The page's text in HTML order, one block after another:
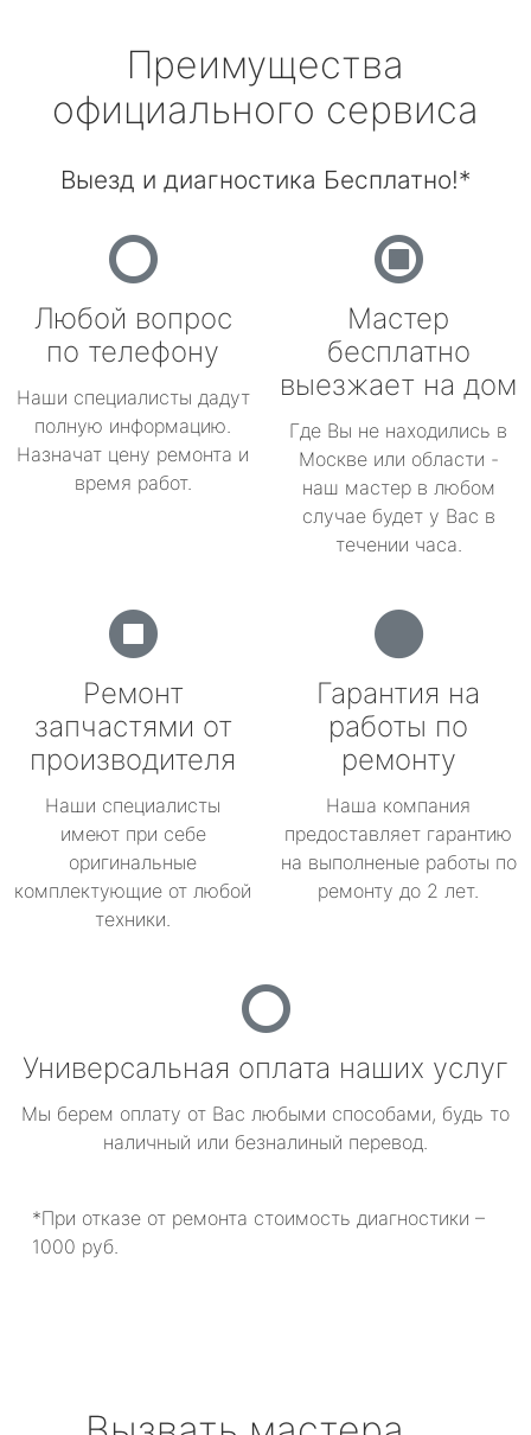
Преимущества
официального сервиса
Выезд и диагностика Бесплатно!*
Любой вопрос
по телефону
Наши специалисты дадут
полную информацию.
Назначат цену ремонта и
время работ.
Мастер
бесплатно
выезжает на дом
Где Вы не находились в
Москве или области -
наш мастер в любом
случае будет у Вас в
течении часа.
Ремонт
запчастями от
производителя
Наши специалисты
имеют при себе
оригинальные
комплектующие от любой
техники.
Гарантия на
работы по
ремонту
Наша компания
предоставляет гарантию
на выполненые работы по
ремонту до 2 лет.
Универсальная оплата наших услуг
Мы берем оплату от Вас любыми способами, будь то
наличный или безналиный перевод.
*При отказе от ремонта стоимость диагностики –
1000 руб.